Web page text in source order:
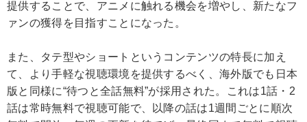
提供することで、アニメに触れる機会を増やし、新たなフ
ァンの獲得を目指すことになった。
また、タテ型やショートというコンテンツの特長に加え
て、より手軽な視聴環境を提供するべく、海外版でも日本
版と同様に“待つと全話無料”が採用された。これは1話・2
話は常時無料で視聴可能で、以降の話は1週間ごとに順次